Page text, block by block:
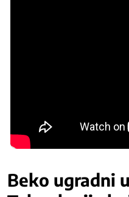
Beko ugradni